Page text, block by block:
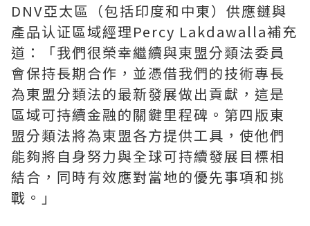
DNV亞太區（包括印度和中東）供應鏈與
產品认证區域經理Percy Lakdawalla補充
道：「我們很榮幸繼續與東盟分類法委員
會保持長期合作，並憑借我們的技術專長
為東盟分類法的最新發展做出貢獻，這是
區域可持續金融的關鍵里程碑。第四版東
盟分類法將為東盟各方提供工具，使他們
能夠將自身努力與全球可持續發展目標相
結合，同時有效應對當地的優先事項和挑
戰。」